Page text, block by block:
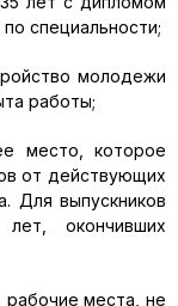
специальности;
молодежи
работы;
место, которое
от действующих
Для выпускников
окончивших
места, не